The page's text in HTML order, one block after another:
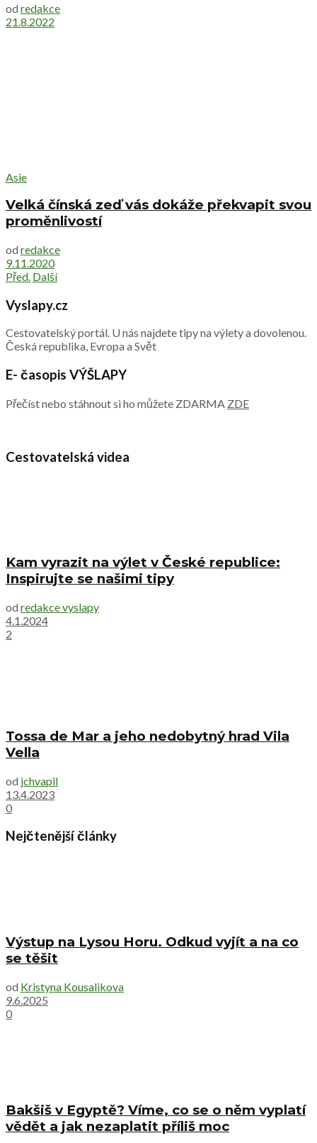
od redakce
21.8.2022
Asie
Velká čínská zeď vás dokáže překvapit svou
proměnlivostí
od redakce
9.11.2020
Před. Další
Vyslapy.cz
Cestovatelský portál. U nás najdete tipy na výlety a dovolenou.
Česká republika, Evropa a Svět
E- časopis VÝŠLAPY
Přečíst nebo stáhnout si ho můžete ZDARMA ZDE
Cestovatelská videa
Kam vyrazit na výlet v České republice:
Inspirujte se našimi tipy
od redakce vyslapy
4.1.2024
2
Tossa de Mar a jeho nedobytný hrad Vila
Vella
od jchvapil
13.4.2023
0
Nejčtenější články
Výstup na Lysou Horu. Odkud vyjít a na co
se těšit
od Kristyna Kousalikova
9.6.2025
0
Bakšiš v Egyptě? Víme, co se o něm vyplatí
vědět a jak nezaplatit příliš moc